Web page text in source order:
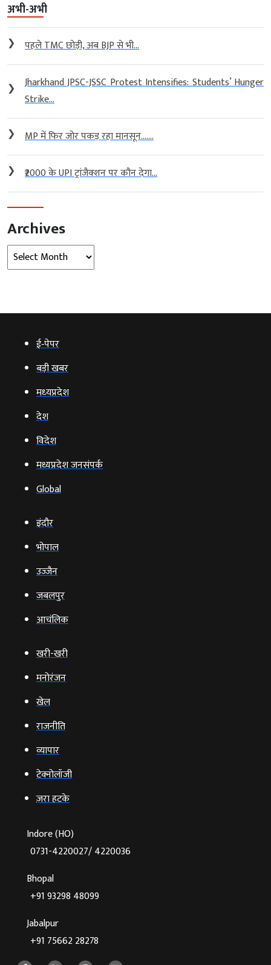
अभी-अभी
❯ पहले TMC छोड़ी, अब BJP से भी...
❯
Jharkhand JPSC-JSSC Protest Intensifies: Students’ Hunger
Strike...
❯ MP में फिर जोर पकड़ रहा मानसून…....
❯ ₹2000 के UPI ट्रांजैक्शन पर कौन देगा...
Archives
Archives
ई‑पेपर
बड़ी खबर
मध्‍यप्रदेश
देश
विदेश
मध्यप्रदेश जनसंपर्क
Global
इंदौर
भोपाल
उज्‍जैन
जबलपुर
आचंलिक
खरी-खरी
मनोरंजन
खेल
राजनीति
व्‍यापार
टेक्‍नोलॉजी
ज़रा हटके
Indore (HO)
0731-4220027/ 4220036
Bhopal
+91 93298 48099
Jabalpur
+91 75662 28278